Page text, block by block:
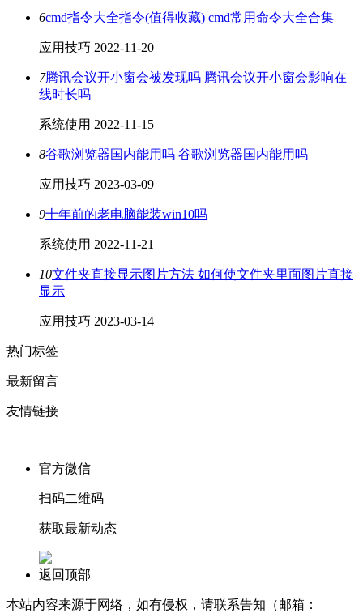
6cmd指令大全指令(值得收藏) cmd常用命令大全合集
应用技巧 2022-11-20
7腾讯会议开小窗会被发现吗 腾讯会议开小窗会影响在
线时长吗
系统使用 2022-11-15
8谷歌浏览器国内能用吗 谷歌浏览器国内能用吗
应用技巧 2023-03-09
9十年前的老电脑能装win10吗
系统使用 2022-11-21
10文件夹直接显示图片方法 如何使文件夹里面图片直接
显示
应用技巧 2023-03-14
热门标签
最新留言
友情链接
官方微信
扫码二维码
获取最新动态
返回顶部
本站内容来源于网络，如有侵权，请联系告知（邮箱：